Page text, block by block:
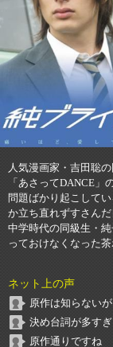
人気漫画家・吉田聡
「あさってDANCE」
問題ばかり起こして
か立ち直れずすさん
中学時代の同級生・
っておけなくなった
ネット上の声
原作は知らない
決め台詞が多すぎ
原作通りですね